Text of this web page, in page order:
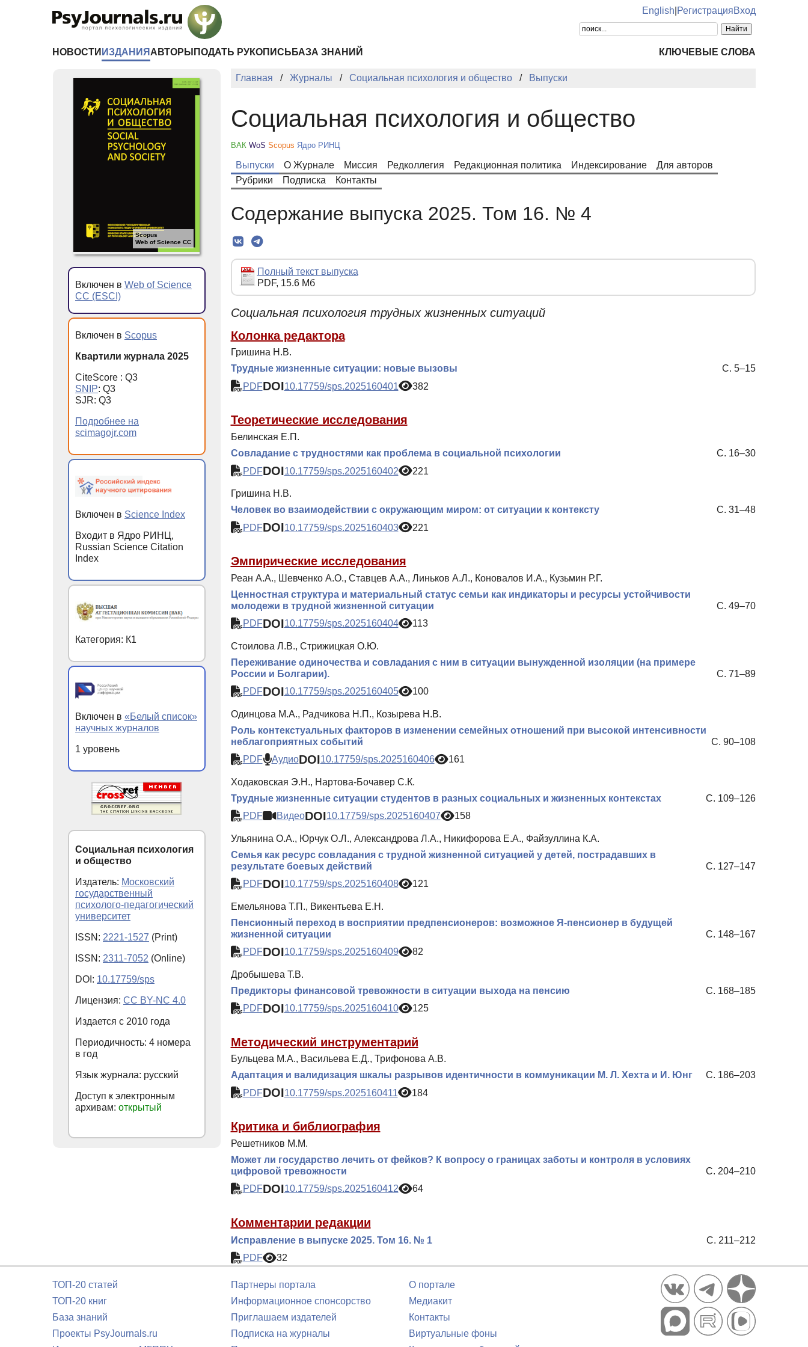
English РегистрацияВход
НОВОСТИ ИЗДАНИЯ АВТОРЫ ПОДАТЬ РУКОПИСЬ БАЗА ЗНАНИЙ КЛЮЧЕВЫЕ СЛОВА
Главная Журналы Социальная психология и общество Выпуски
Социальная психология и общество
ВАК WoS Scopus Ядро РИНЦ
Выпуски О Журнале Миссия Редколлегия Редакционная политика Индексирование
Для авторов
Рубрики
Подписка Контакты
Содержание выпуска 2025. Том 16. № 4
Полный текст выпуска
PDF, 15.6 Мб
Социальная психология трудных жизненных ситуаций
Колонка редактора
Гришина Н.В.
Трудные жизненные ситуации: новые вызовы
С. 5–15
PDFDOI10.17759/sps.2025160401 382
Теоретические исследования
Белинская Е.П.
Совладание с трудностями как проблема в социальной психологии
С. 16–30
PDFDOI10.17759/sps.2025160402 221
Гришина Н.В.
Человек во взаимодействии с окружающим миром: от ситуации к контексту
С. 31–48
PDFDOI10.17759/sps.2025160403 221
Эмпирические исследования
Реан А.А., Шевченко А.О., Ставцев А.А., Линьков А.Л., Коновалов И.А., Кузьмин Р.Г.
Ценностная структура и материальный статус семьи как индикаторы и ресурсы устойчивости
молодежи в трудной жизненной ситуации
С. 49–70
PDFDOI10.17759/sps.2025160404 113
Стоилова Л.В., Стрижицкая О.Ю.
Переживание одиночества и совладания с ним в ситуации вынужденной изоляции (на примере
России и Болгарии).
С. 71–89
PDFDOI10.17759/sps.2025160405 100
Одинцова М.А., Радчикова Н.П., Козырева Н.В.
Роль контекстуальных факторов в изменении семейных отношений при высокой интенсивности
неблагоприятных событий
С. 90–108
PDF
АудиоDOI10.17759/sps.2025160406 161
Ходаковская Э.Н., Нартова-Бочавер С.К.
Трудные жизненные ситуации студентов в разных социальных и жизненных контекстах
С. 109–126
PDF
ВидеоDOI10.17759/sps.2025160407 158
Ульянина О.А., Юрчук О.Л., Александрова Л.А., Никифорова Е.А., Файзуллина К.А.
Семья как ресурс совладания с трудной жизненной ситуацией у детей, пострадавших в
результате боевых действий
С. 127–147
PDFDOI10.17759/sps.2025160408 121
Емельянова Т.П., Викентьева Е.Н.
Пенсионный переход в восприятии предпенсионеров: возможное Я-пенсионер в будущей
жизненной ситуации
С. 148–167
PDFDOI10.17759/sps.2025160409 82
Дробышева Т.В.
Предикторы финансовой тревожности в ситуации выхода на пенсию
С. 168–185
PDFDOI10.17759/sps.2025160410 125
Методический инструментарий
Бульцева М.А., Васильева Е.Д., Трифонова А.В.
Адаптация и валидизация шкалы разрывов идентичности в коммуникации М. Л. Хехта и И. Юнг
С. 186–203
PDFDOI10.17759/sps.2025160411 184
Критика и библиография
Решетников М.М.
Может ли государство лечить от фейков? К вопросу о границах заботы и контроля в условиях
цифровой тревожности
С. 204–210
PDFDOI10.17759/sps.2025160412 64
Комментарии редакции
Исправление в выпуске 2025. Том 16. № 1
С. 211–212
PDF
32
Scopus
Web of Science CC
Включен в Web of Science
CC (ESCI)
Включен в Scopus
Квартили журнала 2025
CiteScore : Q3
SNIP: Q3
SJR: Q3
Подробнее на
scimagojr.com
Включен в Science Index
Входит в Ядро РИНЦ,
Russian Science Citation
Index
Категория: К1
Включен в «Белый список»
научных журналов
1 уровень
Социальная психология
и общество
Издатель: Московский
государственный
психолого-педагогический
университет
ISSN: 2221-1527 (Print)
ISSN: 2311-7052 (Online)
DOI: 10.17759/sps
Лицензия: CC BY-NC 4.0
Издается с 2010 года
Периодичность: 4 номера
в год
Язык журнала: русский
Доступ к электронным
архивам: открытый
ТОП-20 статей
ТОП-20 книг
База знаний
Проекты PsyJournals.ru
Партнеры портала
Информационное спонсорство
Приглашаем издателей
Подписка на журналы
О портале
Медиакит
Контакты
Виртуальные фоны